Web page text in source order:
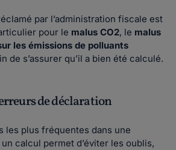
par l’administration fiscale est
pour le malus CO2, le malus
les émissions de polluants
de s’assurer qu’il a bien été calculé.
de déclaration
les plus fréquentes dans une
calcul permet d’éviter les oublis,